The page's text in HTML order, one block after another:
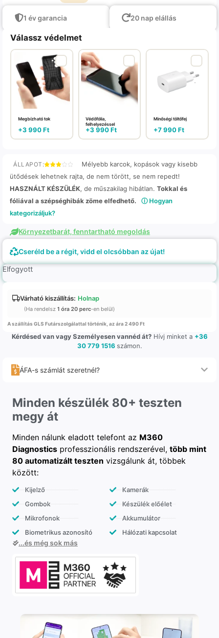
1 év garancia 20 nap elállás
Válassz védelmet
Megbízható tok
+3 990Ft
Védőfólia,
felhelyezéssel
+3 990Ft
Minőségi töltőfej
+7 990Ft
ÁLLAPOT:
Mélyebb karcok, kopások vagy kisebb
ütődések lehetnek rajta, de nem törött, se nem repedt!
HASZNÁLT KÉSZÜLÉK, de műszakilag hibátlan. Tokkal és
fóliával a szépséghibák zöme elfedhető.
ⓘ Hogyan
kategorizáljuk?
Környezetbarát, fenntartható megoldás
Cseréld be a régit, vidd el olcsóbban az újat!
Elfogyott
Várható kiszállítás: Holnap
(Ha rendelsz 1 óra 20 perc-en belül)
A szállítás GLS Futárszolgálattal történik, az ára 2 490 Ft
Kérdésed van vagy Személyesen vannéd át?Hívj minket a +36
30 779 1516 számon.
ÁFA-s számlát szeretnél?
Minden készülék 80+ teszten
megy át
Minden nálunk eladott telefont az M360
Diagnostics professzionális rendszerével, több mint
80 automatizált teszten vizsgálunk át, többek
között:
Kijelző
Gombok
Mikrofonok
Biometrikus azonosító
Kamerák
Készülék előélet
Akkumulátor
Hálózati kapcsolat
...és még sok más